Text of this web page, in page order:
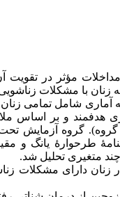
مؤثر در تقویت
با مشکلات
شامل تمامی زنان
از این بین تعداد 32 نفر به روش نمونه­گیری
طرحوارۀ یانگ و
متغیری تحلیل شد.
زنان دارای مشکلات